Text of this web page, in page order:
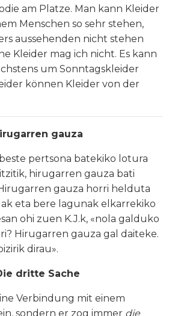
am Platze. Man kann Kleider
Menschen so sehr stehen,
aussehenden nicht stehen
Kleider mag ich nicht. Es kann
um Sonntagskleider
können Kleider von der
gauza
pertsona batekiko lotura
hirugarren gauza bati
gauza horri helduta
ak eta bere lagunak elkarrekiko
ohi zuen K.J.k, «nola galduko
Hirugarren gauza gal daiteke.
dirau».
dritte Sache
Verbindung mit einem
sondern er zog immer die